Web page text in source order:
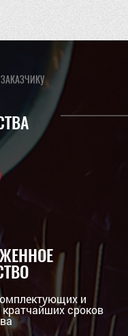
и
сроков